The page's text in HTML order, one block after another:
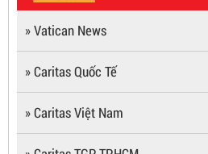
» Vatican News
» Caritas Quốc Tế
» Caritas Việt Nam